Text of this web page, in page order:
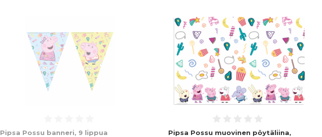
Pipsa Possu banneri, 9 lippua
Pipsa Possu muovinen pöytäliina,